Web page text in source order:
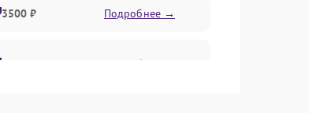
3500 ₽ Подробнее →
2800 ₽ Подробнее →